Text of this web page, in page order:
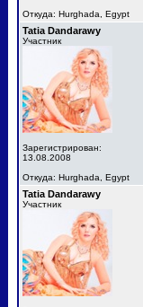
Откуда: Hurghada, Egypt
Tatia Dandarawy
Участник
Зарегистрирован:
13.08.2008
Откуда: Hurghada, Egypt
Tatia Dandarawy
Участник